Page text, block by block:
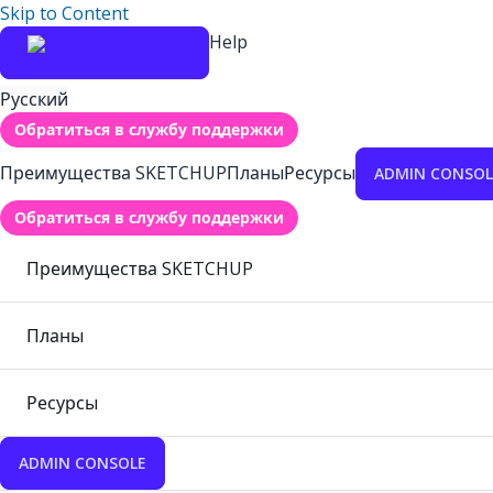
Skip to Content
Help
Русский
Обратиться в службу поддержки
Преимущества SKETCHUPПланыРесурсы ADMIN
Обратиться в службу поддержки
Преимущества SKETCHUP
Планы
Ресурсы
ADMIN CONSOLE